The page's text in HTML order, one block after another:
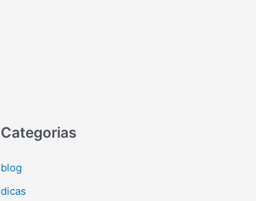
Categorias
blog
dicas